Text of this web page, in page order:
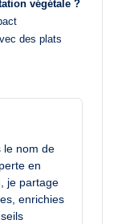
végétale ?
des plats
le nom de
en
je partage
enrichies